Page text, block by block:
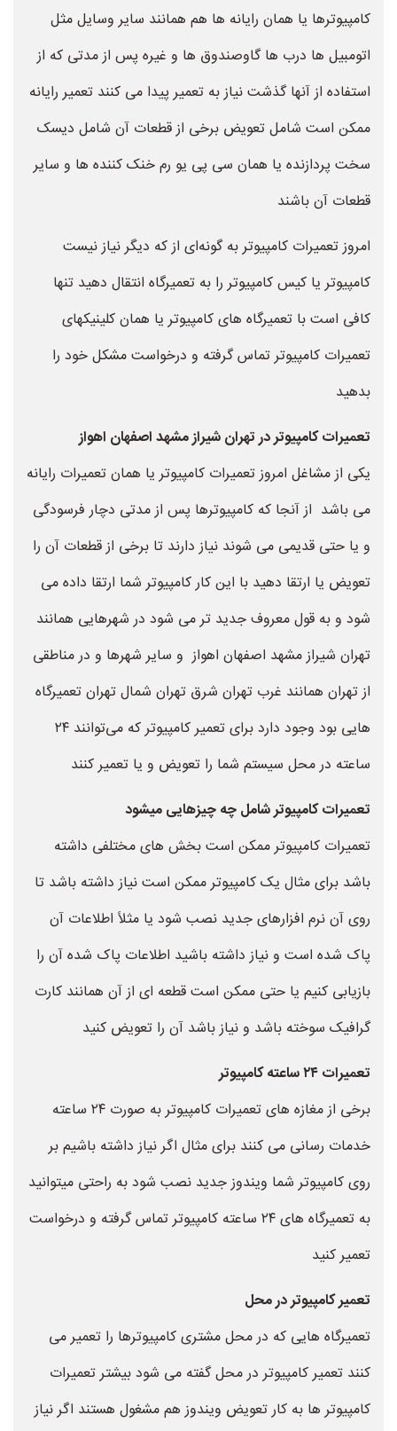
کامپیوترها یا همان رایانه ها هم همانند سایر وسایل مثل
اتومبیل ها درب ها گاوصندوق ها و غیره پس از مدتی که از
استفاده از آنها گذشت نیاز به تعمیر پیدا می کنند تعمیر رایانه
ممکن است شامل تعویض برخی از قطعات آن شامل دیسک
سخت پردازنده یا همان سی پی یو رم خنک کننده ها و سایر
قطعات آن باشند
امروز تعمیرات کامپیوتر به گونه‌ای از که دیگر نیاز نیست
کامپیوتر یا کیس کامپیوتر را به تعمیرگاه انتقال دهید تنها
کافی است با تعمیرگاه های کامپیوتر یا همان کلینیکهای
تعمیرات کامپیوتر تماس گرفته و درخواست مشکل خود را
بدهید
تعمیرات کامپیوتر در تهران شیراز مشهد اصفهان اهواز
یکی از مشاغل امروز تعمیرات کامپیوتر یا همان تعمیرات رایانه
می باشد از آنجا که کامپیوترها پس از مدتی دچار فرسودگی
و یا حتی قدیمی می شوند نیاز دارند تا برخی از قطعات آن را
تعویض یا ارتقا دهید با این کار کامپیوتر شما ارتقا داده می
شود و به قول معروف جدید تر می شود در شهرهایی همانند
تهران شیراز مشهد اصفهان اهواز و سایر شهرها و در مناطقی
از تهران همانند غرب تهران شرق تهران شمال تهران تعمیرگاه
هایی بود وجود دارد برای تعمیر کامپیوتر که می‌توانند ۲۴
ساعته در محل سیستم شما را تعویض و یا تعمیر کنند
تعمیرات کامپیوتر شامل چه چیزهایی میشود
تعمیرات کامپیوتر ممکن است بخش های مختلفی داشته
باشد برای مثال یک کامپیوتر ممکن است نیاز داشته باشد تا
روی آن نرم افزارهای جدید نصب شود یا مثلاً اطلاعات آن
پاک شده است و نیاز داشته باشید اطلاعات پاک شده آن را
بازیابی کنیم یا حتی ممکن است قطعه ای از آن همانند کارت
گرافیک سوخته باشد و نیاز باشد آن را تعویض کنید
تعمیرات ۲۴ ساعته کامپیوتر
برخی از مغازه های تعمیرات کامپیوتر به صورت ۲۴ ساعته
خدمات رسانی می کنند برای مثال اگر نیاز داشته باشیم بر
روی کامپیوتر شما ویندوز جدید نصب شود به راحتی میتوانید
به تعمیرگاه های ۲۴ ساعته کامپیوتر تماس گرفته و درخواست
تعمیر کنید
تعمیر کامپیوتر در محل
تعمیرگاه هایی که در محل مشتری کامپیوترها را تعمیر می
کنند تعمیر کامپیوتر در محل گفته می شود بیشتر تعمیرات
کامپیوتر ها به کار تعویض ویندوز هم مشغول هستند اگر نیاز